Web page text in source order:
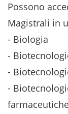
Possono
Magistrali in
- Biologia
-
-
-